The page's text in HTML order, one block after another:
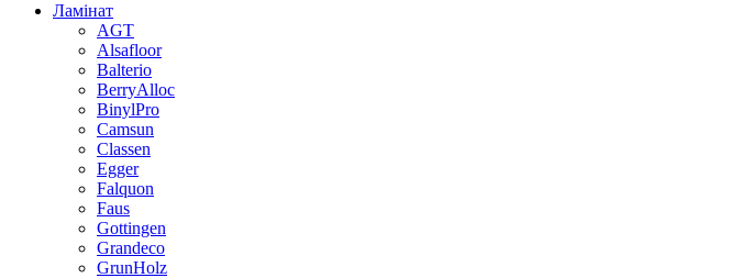
Ламінат
AGT
Alsafloor
Balterio
BerryAlloc
BinylPro
Camsun
Classen
Egger
Falquon
Faus
Gottingen
Grandeco
GrunHolz